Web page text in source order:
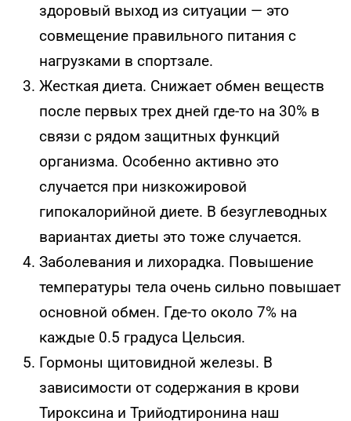
здоровый выход из ситуации — это
совмещение правильного питания с
нагрузками в спортзале.
Жесткая диета. Снижает обмен веществ
после первых трех дней где-то на 30% в
связи с рядом защитных функций
организма. Особенно активно это
случается при низкожировой
гипокалорийной диете. В безуглеводных
вариантах диеты это тоже случается.
Заболевания и лихорадка. Повышение
температуры тела очень сильно повышает
основной обмен. Где-то около 7% на
каждые 0.5 градуса Цельсия.
Гормоны щитовидной железы. В
зависимости от содержания в крови
Тироксина и Трийодтиронина наш